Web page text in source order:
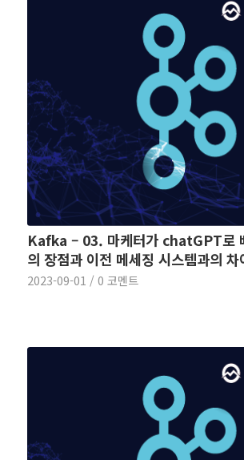
Kafka – 03. 마케터가 chatGPT로
의 장점과 이전 메세징 시스템과의 차
2023-09-01 / 0 코멘트